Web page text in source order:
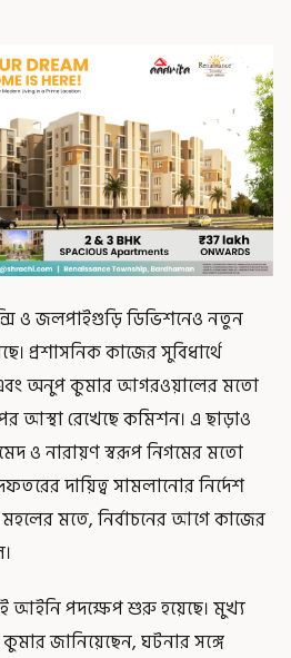
ও জলপাইগুড়ি ডিভিশনেও নতুন
প্রশাসনিক কাজের সুবিধার্থে
এবং অনুপ কুমার আগরওয়ালের মতো
আস্থা রেখেছে কমিশন। এ ছাড়াও
ও নারায়ণ স্বরূপ নিগমের মতো
দায়িত্ব সামলানোর নির্দেশ
মহলের মতে, নির্বাচনের আগে কাজের
আইনি পদক্ষেপ শুরু হয়েছে। মুখ্য
জানিয়েছেন, ঘটনার সঙ্গে